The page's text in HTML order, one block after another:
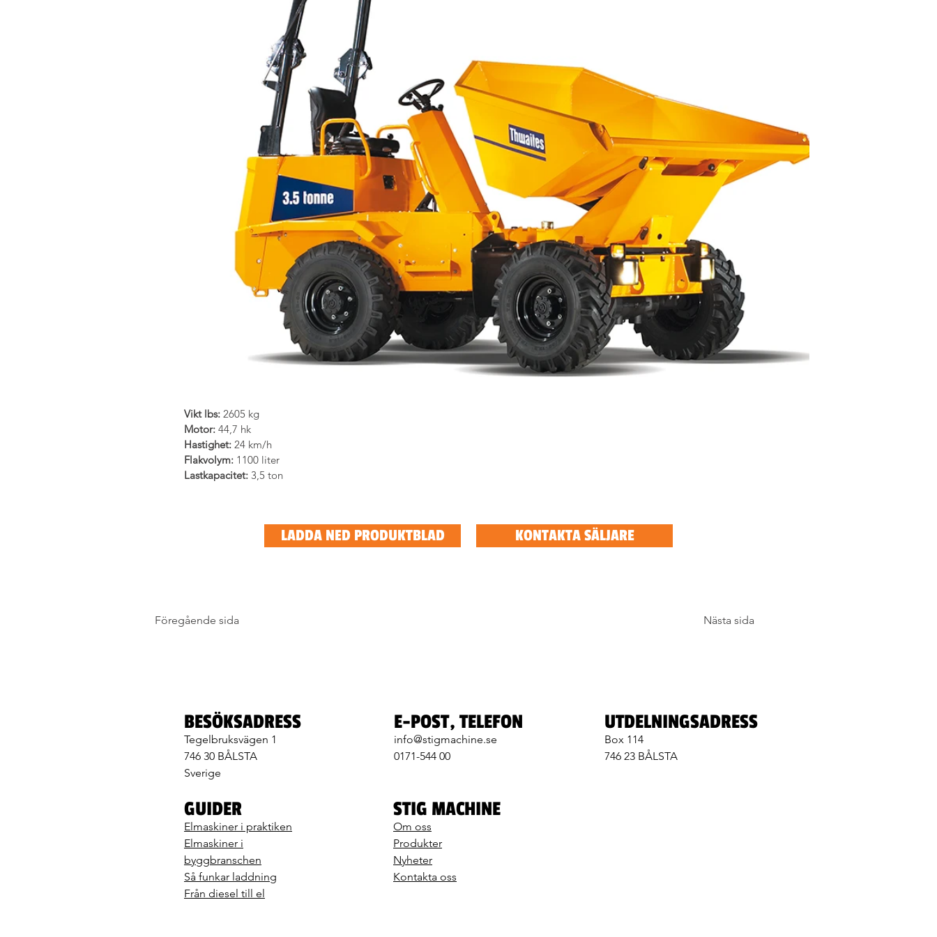
Vikt lbs: 2605 kg
Motor: 44,7 hk
Hastighet: 24 km/h
Flakvolym: 1100 liter
Lastkapacitet: 3,5 ton
LADDA NED PRODUKTBLAD KONTAKTA SÄLJARE
Föregående sida Nästa sida
BESÖKSADRESS
Tegelbruksvägen 1
746 30 BÅLSTA
Sverige
GUIDER
Elmaskiner i praktiken
Elmaskiner i
byggbranschen
Så funkar laddning
Från diesel till el
E-POST, TELEFON
info@stigmachine.se
0171-544 00
STIG MACHINE
Om oss
Produkter
Nyheter
Kontakta oss
UTDELNINGSADRESS
Box 114
746 23 BÅLSTA